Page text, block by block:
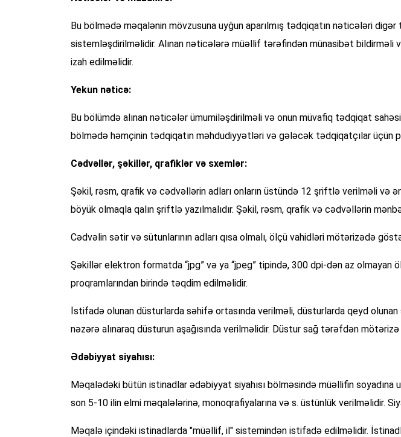
Bu bölmədə məqalənin mövzusuna uyğun aparılmış tədqiqatın nəticələri
sistemləşdirilməlidir. Alınan nəticələrə müəllif tərəfindən münasibət
izah edilməlidir.
Yekun nəticə:
Bu bölümdə alınan nəticələr ümumiləşdirilməli və onun müvafiq tədqiqat
bölmədə həmçinin tədqiqatın məhdudiyyətləri və gələcək tədqiqatçılar
Cədvəllər, şəkillər, qrafiklər və sxemlər:
Şəkil, rəsm, qrafik və cədvəllərin adları onların üstündə 12 şriftlə verilməli və
böyük olmaqla qalın şriftlə yazılmalıdır. Şəkil, rəsm, qrafik və cədvəllərin
Cədvəlin sətir və sütunlarının adları qısa olmalı, ölçü vahidləri mötərizədə
Şəkillər elektron formatda “jpg” və ya “jpeg” tipində, 300 dpi-dən az olmayan
proqramlarından birində təqdim edilməlidir.
İstifadə olunan düsturlarda səhifə ortasında verilməli, düsturlarda qeyd olunan
nəzərə alınaraq düsturun aşağısında verilməlidir. Düstur sağ tərəfdən
Ədəbiyyat siyahısı:
Məqalədəki bütün istinadlar ədəbiyyat siyahısı bölməsində müəllifin
son 5-10 ilin elmi məqalələrinə, monoqrafiyalarına və s. üstünlük verilməlidir.
Məqalə içindəki istinadlarda "müəllif, il" sistemindən istifadə edilməlidir.